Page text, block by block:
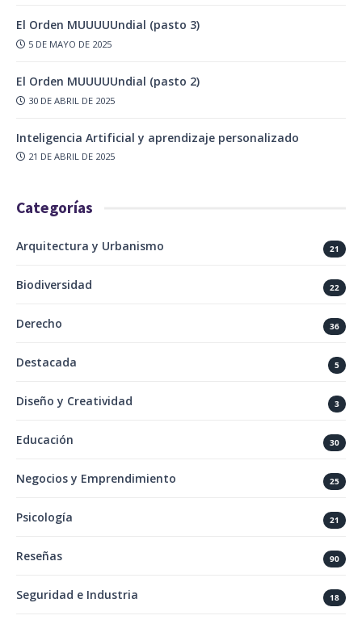
El Orden MUUUUUndial (pasto 3)
5 DE MAYO DE 2025
El Orden MUUUUUndial (pasto 2)
30 DE ABRIL DE 2025
Inteligencia Artificial y aprendizaje personalizado
21 DE ABRIL DE 2025
Categorías
Arquitectura y Urbanismo 21
Biodiversidad 22
Derecho 36
Destacada 5
Diseño y Creatividad 3
Educación 30
Negocios y Emprendimiento 25
Psicología 21
Reseñas 90
Seguridad e Industria 18